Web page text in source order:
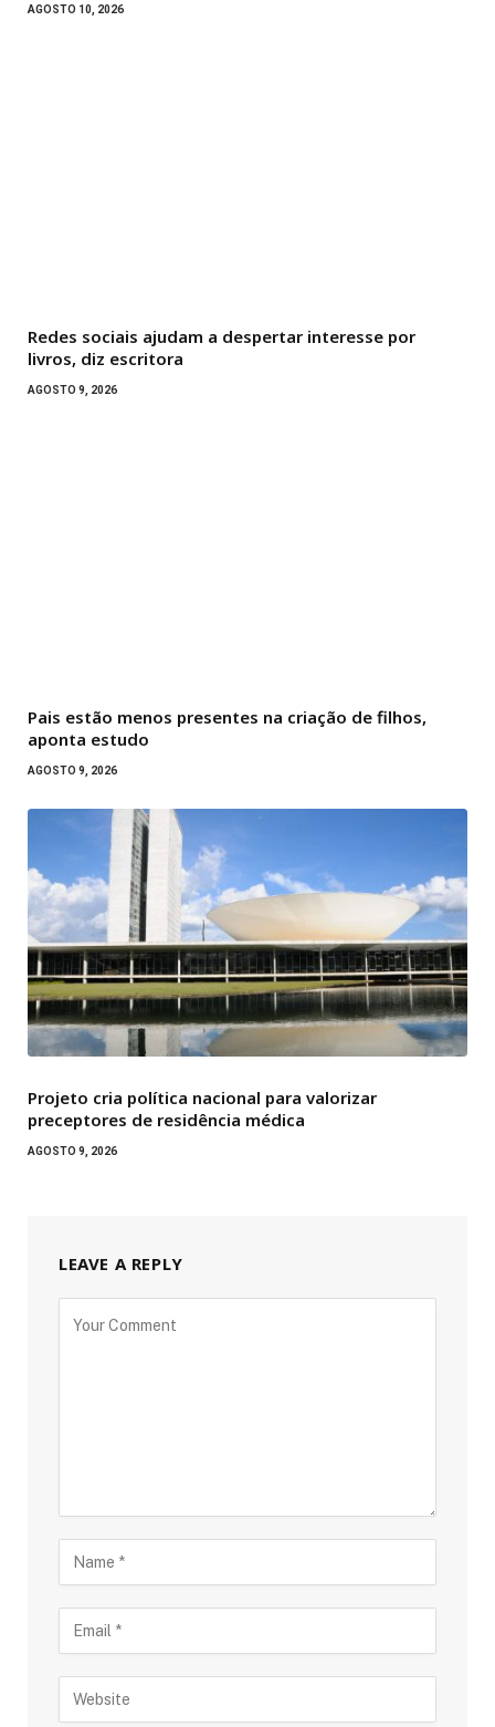
AGOSTO 10, 2026
Redes sociais ajudam a despertar interesse por
livros, diz escritora
AGOSTO 9, 2026
Pais estão menos presentes na criação de filhos,
aponta estudo
AGOSTO 9, 2026
Projeto cria política nacional para valorizar
preceptores de residência médica
AGOSTO 9, 2026
LEAVE A REPLY